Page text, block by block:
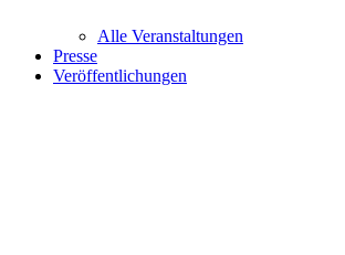
Alle Veranstaltungen
Presse
Veröffentlichungen